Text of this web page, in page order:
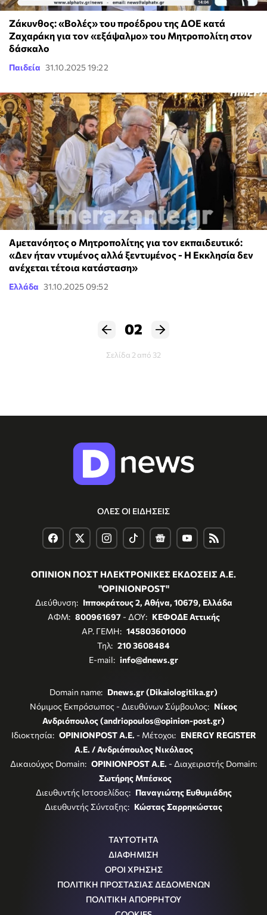
Ζάκυνθος: «Βολές» του προέδρου της ΔΟΕ κατά
Ζαχαράκη για τον «εξάψαλμο» του Μητροπολίτη στον
δάσκαλο
Παιδεία 31.10.2025 19:22
Αμετανόητος ο Μητροπολίτης για τον εκπαιδευτικό:
«Δεν ήταν ντυμένος αλλά ξεντυμένος - Η Εκκλησία δεν
ανέχεται τέτοια κατάσταση»
Ελλάδα 31.10.2025 09:52
02
Σελίδα 2 από 32
ΟΛΕΣ ΟΙ ΕΙΔΗΣΕΙΣ
ΟΠΙΝΙΟΝ ΠΟΣΤ ΗΛΕΚΤΡΟΝΙΚΕΣ ΕΚΔΟΣΕΙΣ Α.Ε.
"OPINIONPOST"
Διεύθυνση: Ιπποκράτους 2, Αθήνα, 10679, Ελλάδα
ΑΦΜ: 800961697- ΔΟΥ: ΚΕΦΟΔΕ Αττικής
ΑΡ. ΓΕΜΗ: 145803601000
Τηλ: 210 3608484
E-mail: info@dnews.gr
Domain name: Dnews.gr (Dikaiologitika.gr)
Νόμιμος Εκπρόσωπος - Διευθύνων Σύμβουλος: Νίκος
Ανδριόπουλος (andriopoulos@opinion-post.gr)
Ιδιοκτησία: OPINIONPOST A.E. - Μέτοχοι: ENERGY REGISTER
Α.Ε. / Ανδριόπουλος Νικόλαος
Δικαιούχος Domain: OPINIONPOST A.E. - Διαχειριστής Domain:
Σωτήρης Μπέσκος
Διευθυντής Ιστοσελίδας: Παναγιώτης Ευθυμιάδης
Διευθυντής Σύνταξης: Κώστας Σαρρηκώστας
ΤΑΥΤΟΤΗΤΑ
ΔΙΑΦΗΜΙΣΗ
ΟΡΟΙ ΧΡΗΣΗΣ
ΠΟΛΙΤΙΚΗ ΠΡΟΣΤΑΣΙΑΣ ΔΕΔΟΜΕΝΩΝ
ΠΟΛΙΤΙΚΗ ΑΠΟΡΡΗΤΟΥ